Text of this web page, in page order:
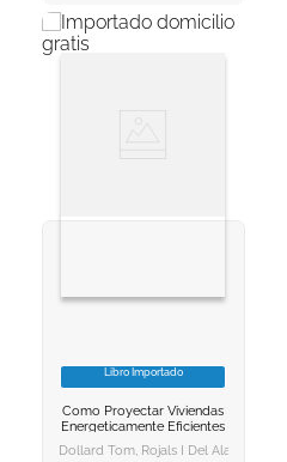
AGREGAR AL CARRITO
VER INFORMACION
AGREGAR AL
Libro Importado
Como Proyectar Viviendas
Energeticamente Eficientes
Dollard Tom, Rojals I Del Álamo Marta